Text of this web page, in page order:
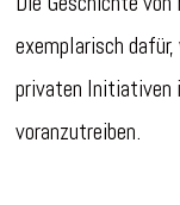
exemplarisch
privaten Initiativen
voranzutreiben.